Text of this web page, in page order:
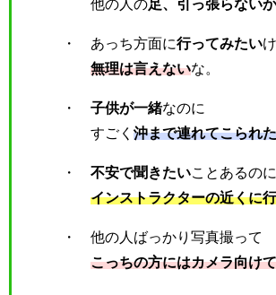
他の人の足、引っ張らない
・ あっち方面に行ってみたい
無理は言えないな。
・ 子供が一緒なのに
すごく 沖まで連れてこられた
・ 不安で聞きたい ことあるのに
インストラクターの近くに
・ 他の人ばっかり写真撮って
こっちの方にはカメラ向け